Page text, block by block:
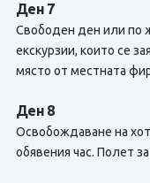
Ден 7
Свободен ден или по
екскурзии, които се
място от местната
Ден 8
Освобождаване на
обявения час. Полет